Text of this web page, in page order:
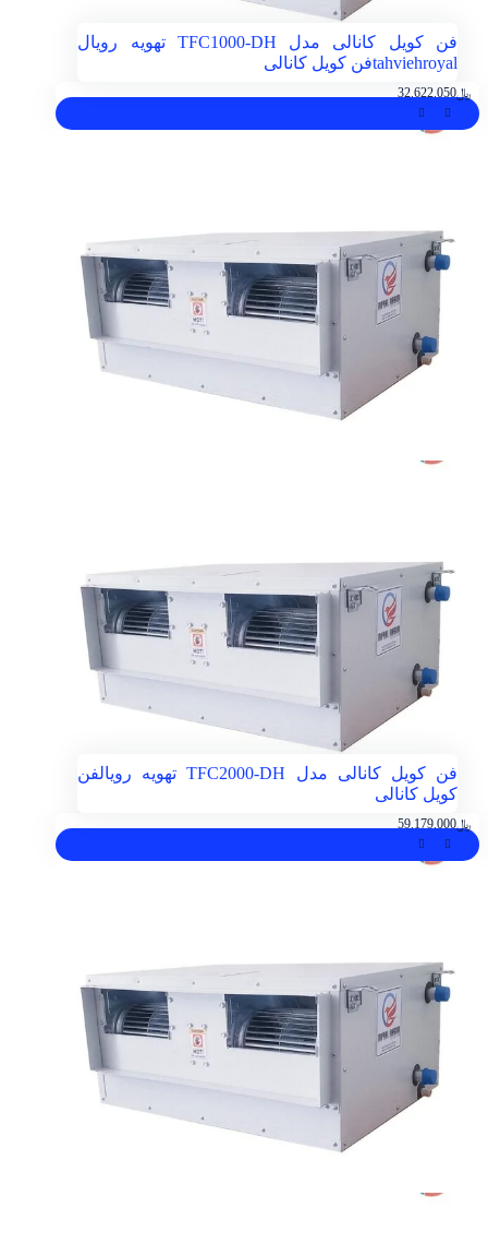
فن کویل کانالی مدل TFC1000-DH تهویه رویال
tahviehroyalفن کویل کانالی
﷼32.622.050
فن کویل کانالی مدل TFC2000-DH تهویه رویال
فن
کویل کانالی
﷼59.179.000